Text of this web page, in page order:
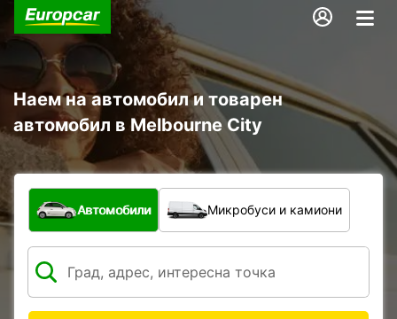
Наем на автомобил и товарен
автомобил в Melbourne City
С какво превозно средство?
Автомобили Микробуси и камиони